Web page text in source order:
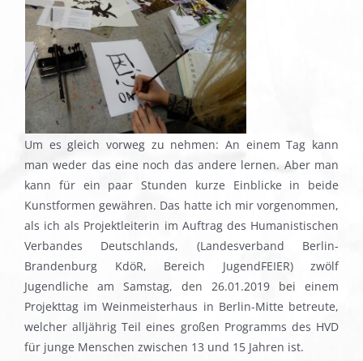
Um es gleich vorweg zu nehmen: An einem Tag kann
man weder das eine noch das andere lernen. Aber man
kann für ein paar Stunden kurze Einblicke in beide
Kunstformen gewähren. Das hatte ich mir vorgenommen,
als ich als Projektleiterin im Auftrag des Humanistischen
Verbandes Deutschlands, (Landesverband Berlin-
Brandenburg KdöR, Bereich JugendFEIER) zwölf
Jugendliche am Samstag, den 26.01.2019 bei einem
Projekttag im Weinmeisterhaus in Berlin-Mitte betreute,
welcher alljährig Teil eines großen Programms des HVD
für junge Menschen zwischen 13 und 15 Jahren ist.